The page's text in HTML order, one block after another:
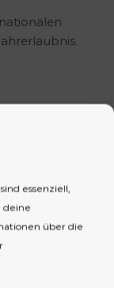
essenziell,
deine
über die
Dazu